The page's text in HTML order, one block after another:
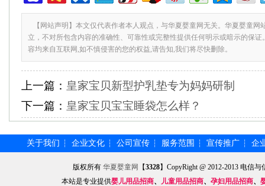
【网站声明】本文仅代表作者本人观点，与华夏婴童网无关。华夏婴童网
立，不对所包含内容的准确性、可靠性或完整性提供任何明示或暗示的保
容均来自互联网,如不慎侵害的您的权益,请告知,我们将尽快删除。
上一篇： 皇家宝贝新型护乳垫专为妈妈研制
下一篇： 皇家宝贝宝宝睡袋怎么样？
关于我们 ┆ 企业文化 ┆ 公司宣传 ┆ 服务范围 ┆ 宣传推广 ┆ 企
版权所有华夏婴童网 【3328】CopyRight @ 2012-2013 电信
本站是专业提供婴儿用品招商、 儿童用品招商、 孕妇用品招商、